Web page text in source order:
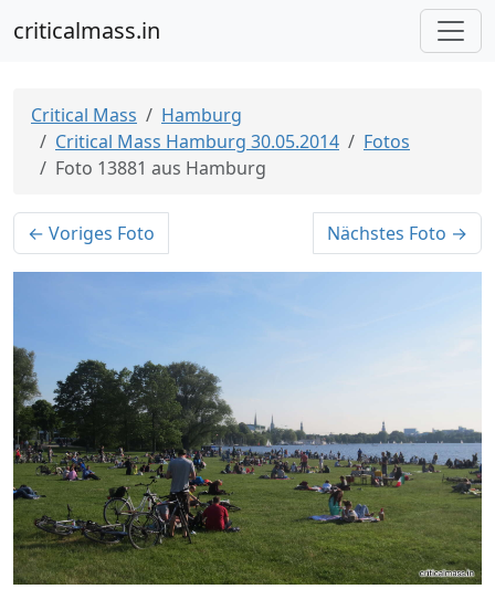
criticalmass.in
Critical Mass
Hamburg
Critical Mass Hamburg 30.05.2014
Fotos
Foto 13881 aus Hamburg
← Voriges Foto Nächstes Foto →